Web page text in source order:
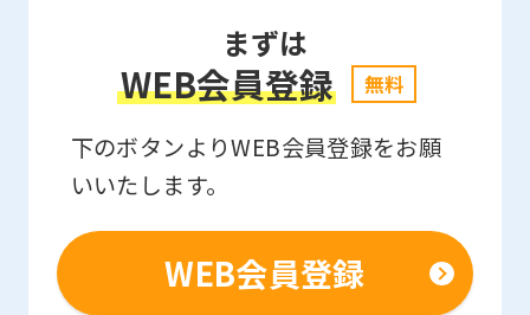
まずは
WEB会員登録 無料
下のボタンよりWEB会員登録をお願
いいたします。
WEB会員登録
if
you
use
an
translation
service,